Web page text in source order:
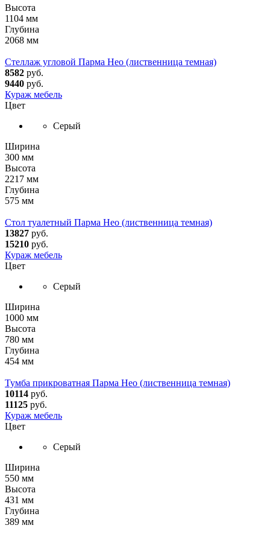
Высота
1104 мм
Глубина
2068 мм
Стеллаж угловой Парма Нео (лиственница темная)
8582 руб.
9440 руб.
Кураж мебель
Цвет
Серый
Ширина
300 мм
Высота
2217 мм
Глубина
575 мм
Стол туалетный Парма Нео (лиственница темная)
13827 руб.
15210 руб.
Кураж мебель
Цвет
Серый
Ширина
1000 мм
Высота
780 мм
Глубина
454 мм
Тумба прикроватная Парма Нео (лиственница темная)
10114 руб.
11125 руб.
Кураж мебель
Цвет
Серый
Ширина
550 мм
Высота
431 мм
Глубина
389 мм